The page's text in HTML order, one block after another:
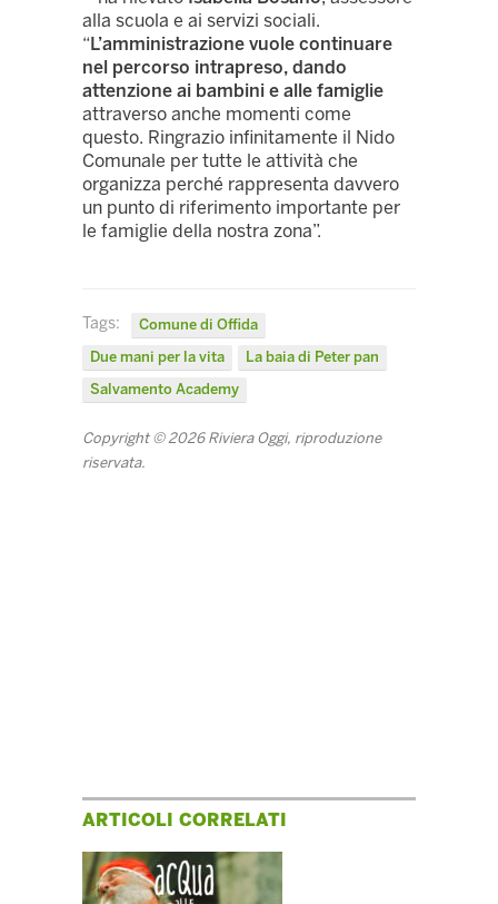
alla scuola e ai servizi sociali.
“ L’amministrazione vuole continuare
nel percorso intrapreso, dando
attenzione ai bambini e alle famiglie
attraverso anche momenti come
questo. Ringrazio infinitamente il Nido
Comunale per tutte le attività che
organizza perché rappresenta davvero
un punto di riferimento importante per
le famiglie della nostra zona”.
Tags:
Comune di Offida
Due mani per la vita
La baia di Peter pan
Salvamento Academy
Copyright © 2026 Riviera Oggi, riproduzione
riservata.
ARTICOLI CORRELATI